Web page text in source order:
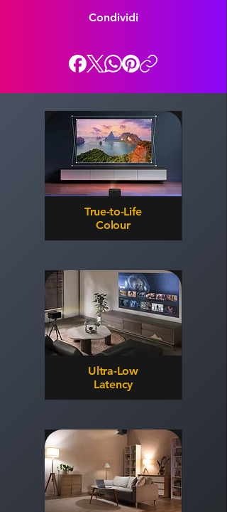
Condividi
True-to-Life
Colour
Ultra-Low
Latency